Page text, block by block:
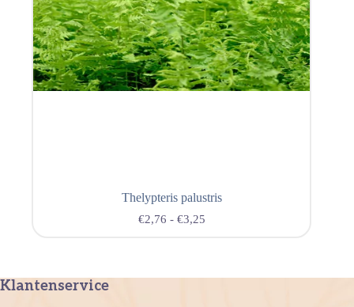
Thelypteris palustris
€2,76 - €3,25
Klantenservice